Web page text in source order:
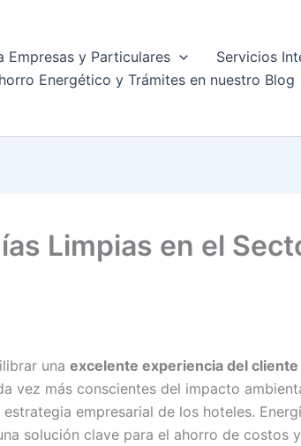
Empresas y Particulares
Servicios
Energético y Trámites en nuestro Blog
Limpias en el
una excelente experiencia del cliente
vez más conscientes del impacto
empresarial de los hoteles.
solución clave para el ahorro de costos